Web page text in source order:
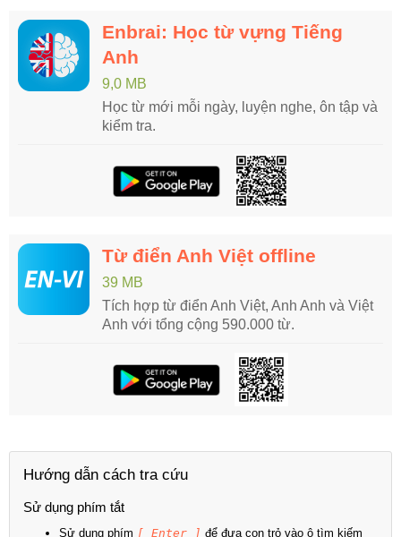
Enbrai: Học từ vựng Tiếng
Anh
9,0 MB
Học từ mới mỗi ngày, luyện nghe, ôn tập và
kiểm tra.
Từ điển Anh Việt offline
39 MB
Tích hợp từ điển Anh Việt, Anh Anh và Việt
Anh với tổng cộng 590.000 từ.
Hướng dẫn cách tra cứu
Sử dụng phím tắt
Sử dụng phím [ Enter ] để đưa con trỏ vào ô tìm kiếm